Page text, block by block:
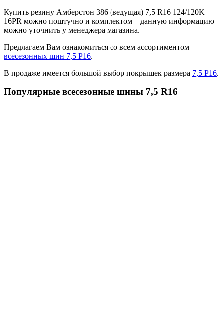
Купить резину Амберстон 386 (ведущая) 7,5 R16 124/120K
16PR можно поштучно и комплектом – данную информацию
можно уточнить у менеджера магазина.
Предлагаем Вам ознакомиться со всем ассортиментом
всесезонных шин 7,5 Р16.
В продаже имеется большой выбор покрышек размера 7,5 Р16.
Популярные всесезонные шины 7,5 R16